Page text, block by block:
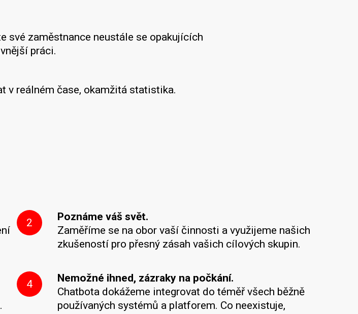
své zaměstnance neustále se opakujících
práci.
v reálném čase, okamžitá statistika.
2
Poznáme váš svět.
Zaměříme se na obor vaší činnosti a využijeme našich
zkušeností pro přesný zásah vašich cílových skupin.
4
Nemožné ihned, zázraky na počkání.
Chatbota dokážeme integrovat do téměř všech běžně
používaných systémů a platforem. Co neexistuje,